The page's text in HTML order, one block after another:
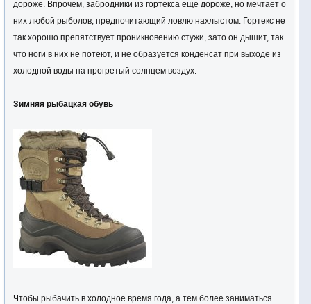
дороже. Впрочем, забродники из гортекса еще дороже, но мечтает о
них любой рыболов, предпочитающий ловлю нахлыстом. Гортекс не
так хорошо препятствует проникновению стужи, зато он дышит, так
что ноги в них не потеют, и не образуется конденсат при выходе из
холодной воды на прогретый солнцем воздух.
Зимняя рыбацкая обувь
Чтобы рыбачить в холодное время года, а тем более заниматься